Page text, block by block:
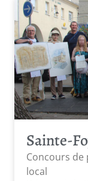
Sainte-
Concours de
local